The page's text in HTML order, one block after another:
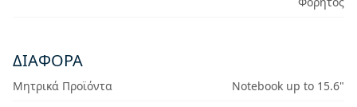
ΔΙΆΦΟΡΑ
Μητρικά Προϊόντα
Notebook up to 15.6"